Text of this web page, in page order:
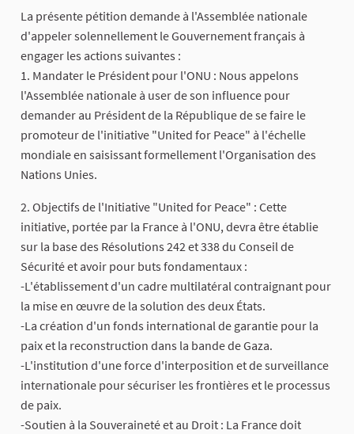
La présente pétition demande à l'Assemblée nationale
d'appeler solennellement le Gouvernement français à
engager les actions suivantes :
1. Mandater le Président pour l'ONU : Nous appelons
l'Assemblée nationale à user de son influence pour
demander au Président de la République de se faire le
promoteur de l'initiative "United for Peace" à l'échelle
mondiale en saisissant formellement l'Organisation des
Nations Unies.
2. Objectifs de l'Initiative "United for Peace" : Cette
initiative, portée par la France à l'ONU, devra être établie
sur la base des Résolutions 242 et 338 du Conseil de
Sécurité et avoir pour buts fondamentaux :
-L'établissement d'un cadre multilatéral contraignant pour
la mise en œuvre de la solution des deux États.
-La création d'un fonds international de garantie pour la
paix et la reconstruction dans la bande de Gaza.
-L'institution d'une force d'interposition et de surveillance
internationale pour sécuriser les frontières et le processus
de paix.
-Soutien à la Souveraineté et au Droit : La France doit